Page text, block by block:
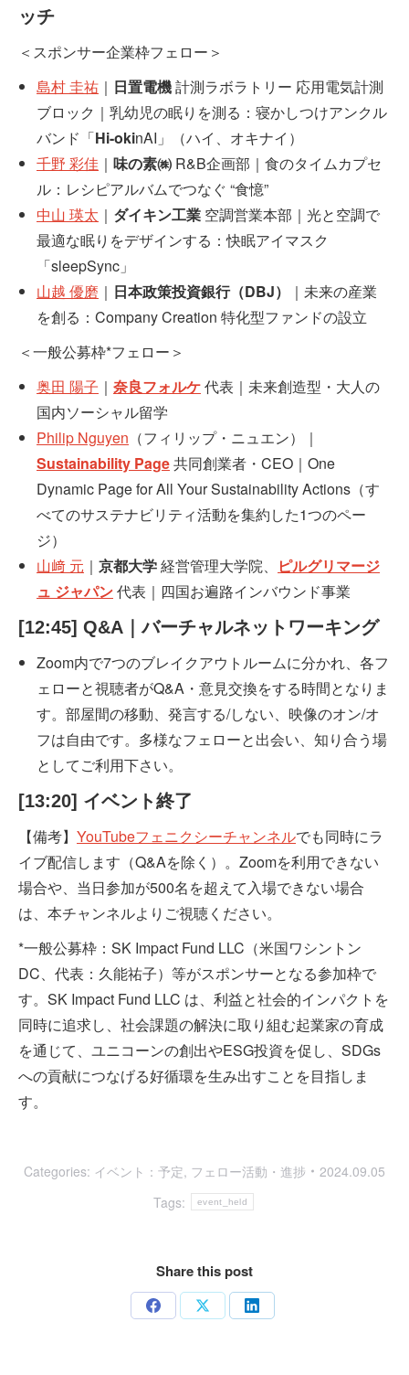
ッチ
＜スポンサー企業枠フェロー＞
島村 圭祐 ｜ 日置電機計測ラボラトリー 応用電気計測
ブロック｜乳幼児の眠りを測る：寝かしつけアンクル
バンド「Hi-okinAI」（ハイ、オキナイ）
千野 彩佳 ｜ 味の素㈱ R&B企画部｜食のタイムカプセ
ル：レシピアルバムでつなぐ “食憶”
中山 瑛太 ｜ ダイキン工業 空調営業本部｜光と空調で
最適な眠りをデザインする：快眠アイマスク
「sleepSync」
山越 優磨 ｜ 日本政策投資銀行（DBJ）
｜未来の産業
を創る：Company Creation 特化型ファンドの設立
＜一般公募枠*フェロー＞
奥田 陽子 ｜ 奈良フォルケ代表｜未来創造型・大人の
国内ソーシャル留学
Philip Nguyen （フィリップ・ニュエン）｜
Sustainability Page共同創業者・CEO｜One
Dynamic Page for All Your Sustainability Actions（す
べてのサステナビリティ活動を集約した1つのペー
ジ）
山﨑 元 ｜ 京都大学経営管理大学院、
ピルグリマージ
ュ ジャパン代表｜四国お遍路インバウンド事業
[12:45] Q&A｜バーチャルネットワーキング
Zoom内で7つのブレイクアウトルームに分かれ、各フ
ェローと視聴者がQ&A・意見交換をする時間となりま
す。部屋間の移動、発言する/しない、映像のオン/オ
フは自由です。多様なフェローと出会い、知り合う場
としてご利用下さい。
[13:20] イベント終了
【備考】 YouTubeフェニクシーチャンネルでも同時にラ
イブ配信します（Q&Aを除く）。Zoomを利用できない
場合や、当日参加が500名を超えて入場できない場合
は、本チャンネルよりご視聴ください。
*一般公募枠：SK Impact Fund LLC（米国ワシントン
DC、代表：久能祐子）等がスポンサーとなる参加枠で
す。SK Impact Fund LLC は、利益と社会的インパクトを
同時に追求し、社会課題の解決に取り組む起業家の育成
を通じて、ユニコーンの創出やESG投資を促し、SDGs
への貢献につなげる好循環を生み出すことを目指しま
す。
Categories: イベント：予定, フェロー活動・進捗
2024.09.05
Tags:
event_held
Share this post
Share Share Share